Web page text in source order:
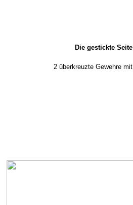
Die gestickte
2 überkreuzte Gewehre